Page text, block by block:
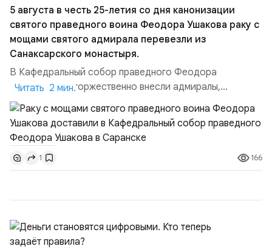
5 августа в честь 25-летия со дня канонизации
святого праведного воина Феодора Ушакова раку с
мощами святого адмирала перевезли из
Санаксарского монастыря.
В Кафедральный собор праведного Феодора
Ушакова раку торжественно внесли адмиралы,
участвовавшие в канонизации святого праведного
воина Феодора Ушакова 25 лет назад:Адмирал
Владимир Прокофьевич Валуев, командующий
Балтийским флотом ВМФ России (2001–2006
гг.);Адмирал Владимир Петрович Комоедов,
командующий Черноморским флотом ВМФ России
Читать 2 мин.
1 166